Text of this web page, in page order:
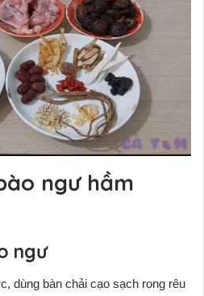
ngư hầm
ngư
dùng bàn chải cạo sạch rong rêu